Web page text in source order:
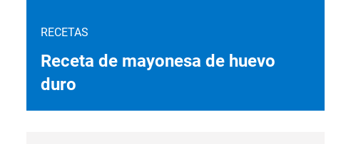
RECETAS
Receta de mayonesa de huevo
duro